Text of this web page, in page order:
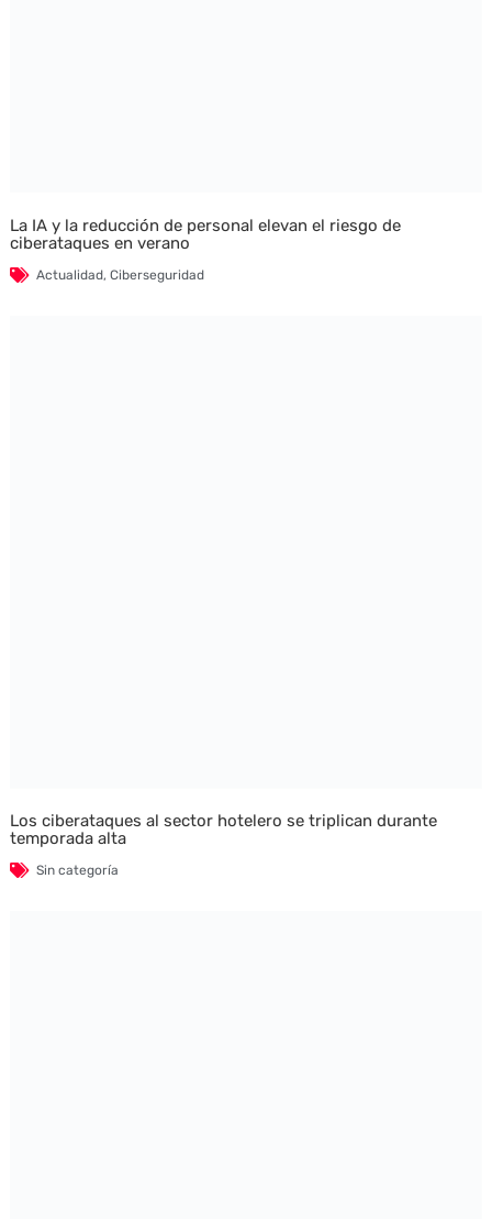
La IA y la reducción de personal elevan el riesgo de
ciberataques en verano
Actualidad, Ciberseguridad
Los ciberataques al sector hotelero se triplican durante
temporada alta
Sin categoría